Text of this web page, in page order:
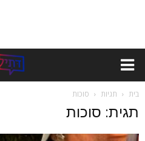
בית תגיות סוכות
תגית: סוכות